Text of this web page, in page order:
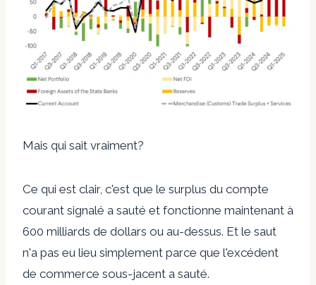
Mais qui sait vraiment?
Ce qui est clair, c'est que le surplus du compte
courant signalé a sauté et fonctionne maintenant à
600 milliards de dollars ou au-dessus. Et le saut
n'a pas eu lieu simplement parce que l'excédent
de commerce sous-jacent a sauté.